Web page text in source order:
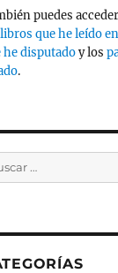
puedes
libros que he leído
he disputadoy los
.